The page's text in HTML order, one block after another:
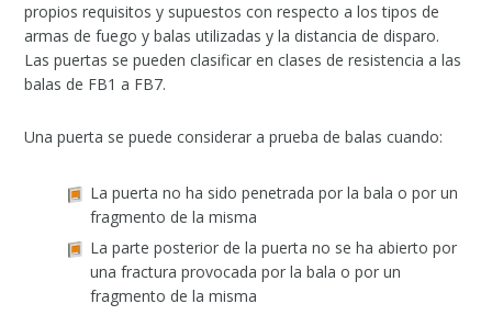
propios requisitos y supuestos con respecto a los tipos de
armas de fuego y balas utilizadas y la distancia de disparo.
Las puertas se pueden clasificar en clases de resistencia a las
balas de FB1 a FB7.
Una puerta se puede considerar a prueba de balas cuando:
La puerta no ha sido penetrada por la bala o por un
fragmento de la misma
La parte posterior de la puerta no se ha abierto por
una fractura provocada por la bala o por un
fragmento de la misma